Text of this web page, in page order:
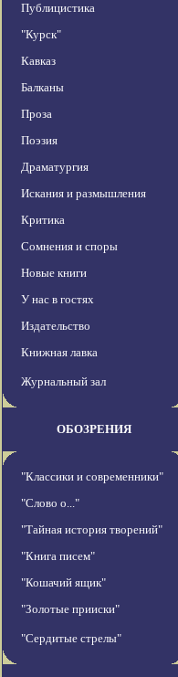
Публицистика
"Курск"
Кавказ
Балканы
Проза
Поэзия
Драматургия
Искания и размышления
Критика
Сомнения и споры
Новые книги
У нас в гостях
Издательство
Книжная лавка
Журнальный зал
ОБОЗРЕНИЯ
"Классики и современники"
"Слово о..."
"Тайная история творений"
"Книга писем"
"Кошачий ящик"
"Золотые прииски"
"Сердитые стрелы"